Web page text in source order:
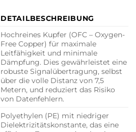
DETAILBESCHREIBUNG
Hochreines Kupfer (OFC – Oxygen-
Free Copper) für maximale
Leitfähigkeit und minimale
Dämpfung. Dies gewährleistet eine
robuste Signalübertragung, selbst
über die volle Distanz von 7,5
Metern, und reduziert das Risiko
von Datenfehlern.
Polyethylen (PE) mit niedriger
Dielektrizitätskonstante, das eine